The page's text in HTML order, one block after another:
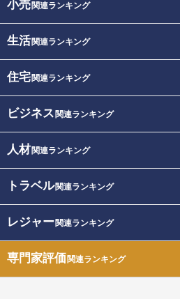
小売関連ランキング
生活関連ランキング
住宅関連ランキング
ビジネス 関連ランキング
人材関連ランキング
トラベル関連ランキング
レジャー関連ランキング
専門家評価関連ランキング